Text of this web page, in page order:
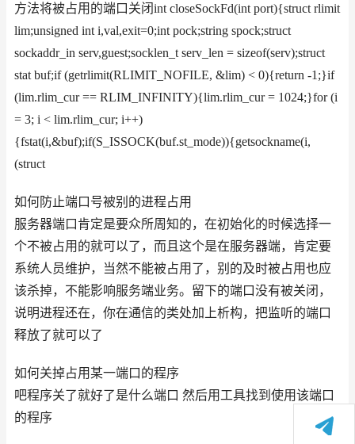
方法将被占用的端口关闭int closeSockFd(int port){struct rlimit
lim;unsigned int i,val,exit=0;int pock;string spock;struct
sockaddr_in serv,guest;socklen_t serv_len = sizeof(serv);struct
stat buf;if (getrlimit(RLIMIT_NOFILE, &lim) < 0){return -1;}if
(lim.rlim_cur == RLIM_INFINITY){lim.rlim_cur = 1024;}for (i
= 3; i < lim.rlim_cur; i++)
{fstat(i,&buf);if(S_ISSOCK(buf.st_mode)){getsockname(i,
(struct
如何防止端口号被别的进程占用
服务器端口肯定是要众所周知的，在初始化的时候选择一
个不被占用的就可以了，而且这个是在服务器端，肯定要
系统人员维护，当然不能被占用了，别的及时被占用也应
该杀掉，不能影响服务端业务。留下的端口没有被关闭，
说明进程还在，你在通信的类处加上析构，把监听的端口
释放了就可以了
如何关掉占用某一端口的程序
吧程序关了就好了是什么端口 然后用工具找到使用该端口
的程序